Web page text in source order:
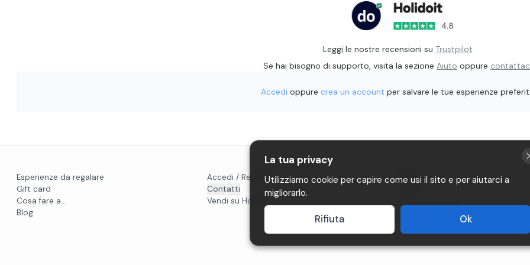
Leggi le nostre recensioni su Trustpilot
Se hai bisogno di supporto, visita la sezione Aiuto oppure
Accedi oppure crea un account per salvare le tue esperienze
Esperienze da regalare
Gift card
Cosa fare a...
Blog
Accedi / Registrati
Contatti
Vendi su Holidoit
Privacy
La tua privacy
Utilizziamo cookie per capire come usi il sito e per aiutarci a
migliorarlo.
Rifiuta Ok